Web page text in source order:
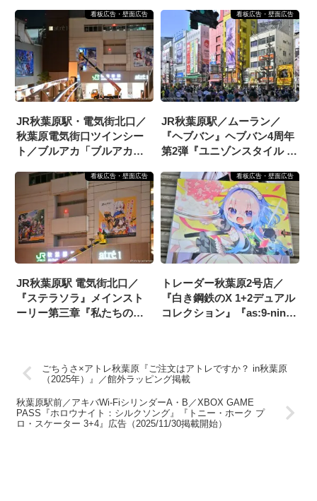
（2025/7/25掲載開始）
看板広告・壁面広告
JR秋葉原駅・電気街北口／
秋葉原電気街口ツインシー
ト／ブルアカ「ブルアカの
アカに夏到来！」広告掲載
看板広告・壁面広告
JR秋葉原駅／ムーラン／
『ヘブバン』ヘブバン4周年
第2弾『ユニゾンスタイル 逢
ーイベント開催！』広告掲
載
看板広告・壁面広告
JR秋葉原駅 電気街北口／
『ステラソラ』メインスト
ーリー第三章『私たちのギ
看板広告・壁面広告
トレーダー秋葉原2号店／
『白き鋼鉄のX 1+2デュアル
コレクション』『as:9-nine-
ごちうさ×アトレ秋葉原『ご注文はアトレですか？ in秋葉原
（2025年）』／館外ラッピング掲載
秋葉原駅前／アキバWi-FiシリンダーA・B／XBOX GAME
PASS『ホロウナイト：シルクソング』『トニー・ホーク プ
ロ・スケーター 3+4』広告（2025/11/30掲載開始）